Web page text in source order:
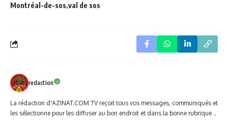
Montréal-de-sos val de sos
redaction
La rédaction d'AZINAT.COM TV reçoit tous vos messages, communiqués et
les sélectionne pour les diffuser au bon endroit et dans la bonne rubrique ..